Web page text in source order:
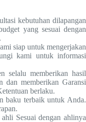
kebutuhan dilapangan
yang sesuai dengan
siap untuk mengerjakan
kami untuk informasi
selalu memberikan hasil
dan memberikan Garansi
berlaku.
baku terbaik untuk Anda.
Sesuai dengan ahlinya